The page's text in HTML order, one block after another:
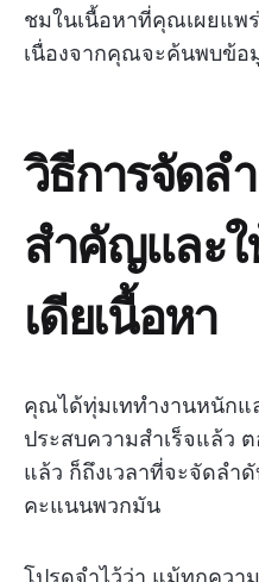
ชมในเนื้อหาที่คุณเผยแพ
เนื่องจากคุณจะค้นพบข้อ
วิธีการจัดล
สำคัญและ
เดียเนื้อหา
คุณได้ทุ่มเททำงานหนักแ
ประสบความสำเร็จแล้ว
แล้ว ก็ถึงเวลาที่จะจัดลำ
คะแนนพวกมัน
โปรดจำไว้ว่า แม้ทุกคว